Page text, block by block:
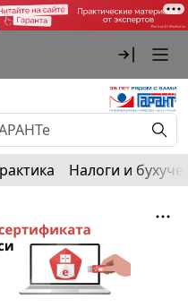
Налоги и